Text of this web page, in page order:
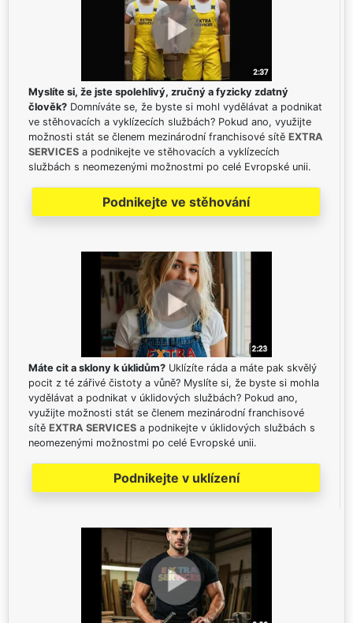
Myslíte si, že jste spolehlivý, zručný a fyzicky zdatný
člověk? Domníváte se, že byste si mohl vydělávat a podnikat
ve stěhovacích a vyklízecích službách? Pokud ano, využijte
možnosti stát se členem mezinárodní franchisové sítě EXTRA
SERVICES a podnikejte ve stěhovacích a vyklízecích
službách s neomezenými možnostmi po celé Evropské unii.
Podnikejte ve stěhování
Máte cit a sklony k úklidům? Uklízíte ráda a máte pak skvělý
pocit z té zářivé čistoty a vůně? Myslíte si, že byste si mohla
vydělávat a podnikat v úklidových službách? Pokud ano,
využijte možnosti stát se členem mezinárodní franchisové
sítě EXTRA SERVICES a podnikejte v úklidových službách s
neomezenými možnostmi po celé Evropské unii.
Podnikejte v uklízení